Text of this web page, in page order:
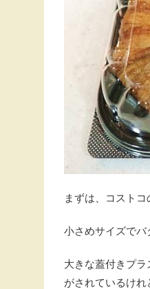
まずは、コストコ
小さめサイズでバ
大きな蓋付きプ
がされているけれ